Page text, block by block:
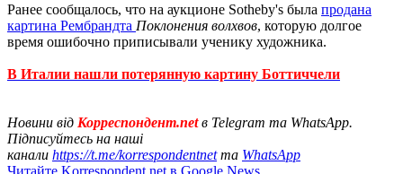
Ранее сообщалось, что на аукционе Sotheby's была продана
картина Рембрандта Поклонения волхвов, которую долгое
время ошибочно приписывали ученику художника.
В Италии нашли потерянную картину Боттиччели
Новини від Корреспондент.netв Telegram та WhatsApp.
Підписуйтесь на наші
канали https://t.me/korrespondentnetта WhatsApp
Читайте Korrespondent.net в Google News